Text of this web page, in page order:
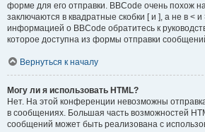
форме для его отправки. BBCode очень похож
заключаются в квадратные скобки [ и ], а не в <
информацией о BBCode обратитесь к
которое доступна из формы отправки
Вернуться к началу
Могу ли я использовать HTML?
Нет. На этой конференции невозможны
в сообщениях. Большая часть возможностей
сообщений может быть реализована с